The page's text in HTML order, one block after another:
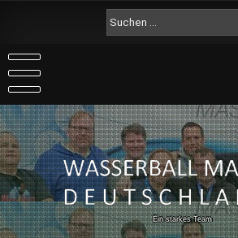
nach:
Ein starkes Team